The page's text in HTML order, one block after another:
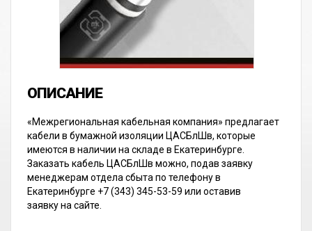
«Межрегиональная кабельная компания» предлагает
кабели в бумажной изоляции ЦАСБлШв, которые
имеются в наличии на складе в Екатеринбурге.
Заказать кабель ЦАСБлШв можно, подав заявку
менеджерам отдела сбыта по телефону в
Екатеринбурге +7 (343) 345-53-59 или оставив
заявку на сайте.